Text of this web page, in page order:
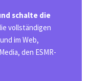
schalte die
vollständigen
im Web,
den ESMR-